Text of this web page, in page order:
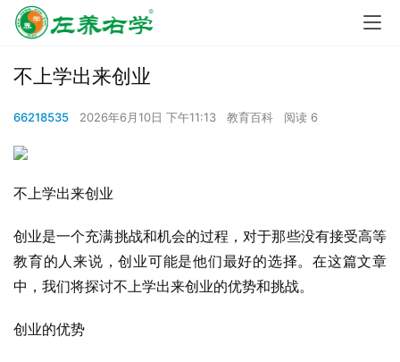
不上学出来创业
66218535 2026年6月10日 下午11:13 教育百科 阅读 6
不上学出来创业
创业是一个充满挑战和机会的过程，对于那些没有接受高等
教育的人来说，创业可能是他们最好的选择。在这篇文章
中，我们将探讨不上学出来创业的优势和挑战。
创业的优势